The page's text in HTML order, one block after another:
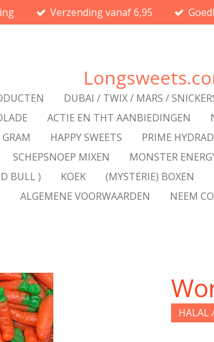
Verzending vanaf 6,95
DUBAI / TWIX / MARS /
ACTIE EN THT AANBIEDINGEN
HAPPY SWEETS PRIME
SCHEPSNOEP MIXEN MONSTER
BULL )
KOEK (MYSTERIE) BOXEN
ALGEMENE VOORWAARDEN NEEM
HALAL